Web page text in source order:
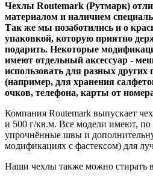
Чехлы Routemark (Рутмарк)
материалом и наличием
Так же мы позаботились и о
упаковкой, которую приятно
подарить. Некоторые
имеют отдельный аксессуар -
использовать для разных других
(например, для хранения
очков, телефона, карты от
Компания Routemark выпускает
и 500 г/кв.м. Все модели имеют, по
упрочнённые швы и
модификациях с фастексом) для
Наши чехлы также можно стирать